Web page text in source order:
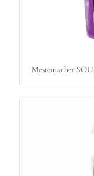
Mestemacher